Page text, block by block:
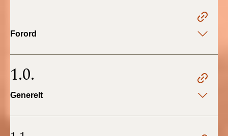
BR18 (1/1 - 30/6
2021)
Forord
1.0.
Generelt